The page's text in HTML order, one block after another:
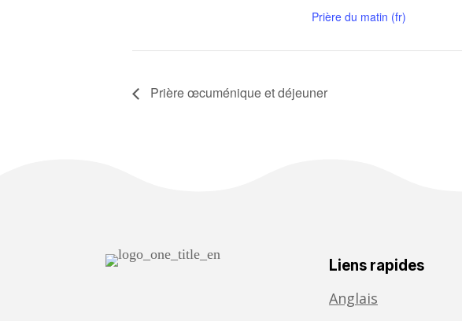
Prière du matin (fr)
Prière œcuménique et déjeuner
Liens rapides
Anglais